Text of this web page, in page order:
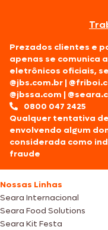
Prezados clientes e
apenas se comunica
eletrônicos oficiais,
@jbs.com.br |
@jbssa.com |
0800 047 2425
Qualquer tentativa
envolvendo algum
considerada como
fraude
Nossas Linhas
Seara Internacional
Seara Food Solutions
Seara Kit Festa